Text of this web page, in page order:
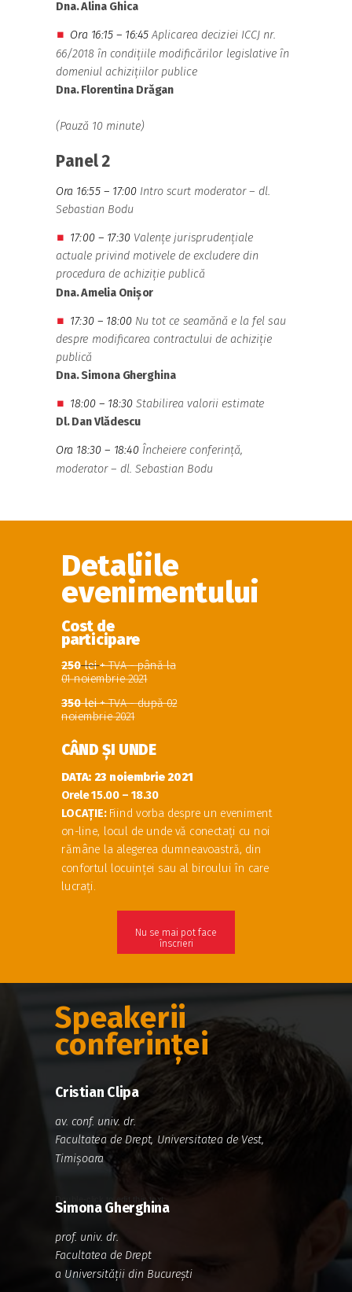
Dna.Alina Ghica
⏹ Ora 16:15 – 16:45 Aplicarea deciziei ICCJ nr.
66/2018 în condițiile modificărilor legislative în
domeniul achizițiilor publice
Dna.Florentina Drăgan
(Pauză 10 minute)
Panel 2
Ora 16:55 – 17:00 Intro scurt moderator – dl.
Sebastian Bodu
⏹ 17:00 – 17:30 Valențe jurisprudențiale
actuale privind motivele de excludere din
procedura de achiziție publică
Dna.Amelia Onișor
⏹ 17:30 – 18:00 Nu tot ce seamănă e la fel sau
despre modificarea contractului de achiziție
publică
Dna.Simona Gherghina
⏹ 18:00 – 18:30 Stabilirea valorii estimate
Dl.Dan Vlădescu
Ora 18:30 – 18:40Încheiere conferință,
moderator – dl. Sebastian Bodu
Detaliile
evenimentului
CÂND ȘI UNDE
DATA: 23 noiembrie 2021
Orele 15.00 – 18.30
LOCAȚIE: Fiind vorba despre un eveniment
on-line, locul de unde vă conectați cu noi
rămâne la alegerea dumneavoastră, din
confortul locuinței sau al biroului în care
lucrați.
Cost de
participare
250lei + TVA - până la
01 noiembrie 2021
350lei + TVA - după 02
noiembrie 2021
Nu se mai pot face
înscrieri
Speakerii
conferinței
Cristian Clipa
av. conf. univ. dr.
Facultatea de Drept, Universitatea de Vest,
Timișoara
Double-click to edit this text
Simona Gherghina
prof. univ. dr.
Facultatea de Drept
a Universității din București